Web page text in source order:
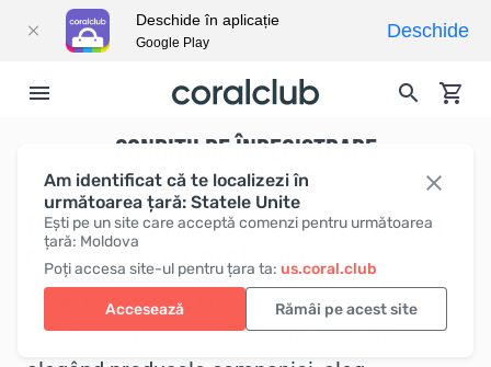
Am identificat că te localizezi în
următoarea țară: Statele Unite
Ești pe un site care acceptă comenzi pentru următoarea
țară: Moldova
Poți accesa site-ul pentru țara ta: us.coral.club
Accesează Rămâi pe acest site
CONDIȚII DE ÎNREGISTRARE
Reguli de înregistrare pe site a unui
nou membru Coral Club
Coral Club este o comunitate de oameni
care împărtășesc aceeași idee și care,
Deschide în aplicație
Google Play
Deschide